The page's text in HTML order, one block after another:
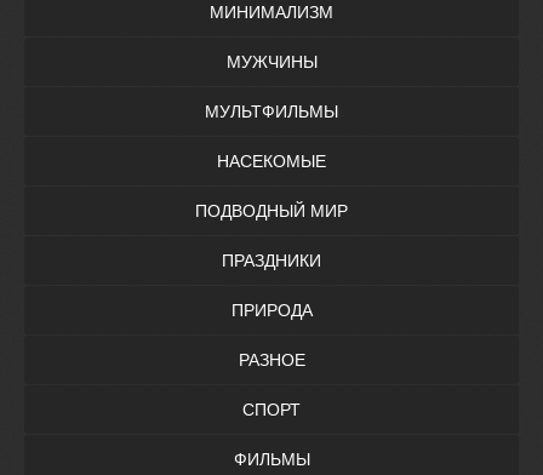
МИНИМАЛИЗМ
МУЖЧИНЫ
МУЛЬТФИЛЬМЫ
НАСЕКОМЫЕ
ПОДВОДНЫЙ МИР
ПРАЗДНИКИ
ПРИРОДА
РАЗНОЕ
СПОРТ
ФИЛЬМЫ